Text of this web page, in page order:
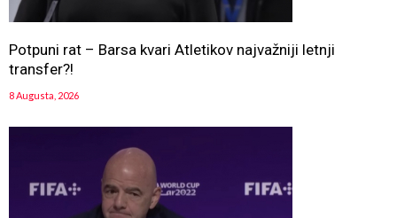
Potpuni rat – Barsa kvari Atletikov najvažniji letnji
transfer?!
8 Augusta, 2026